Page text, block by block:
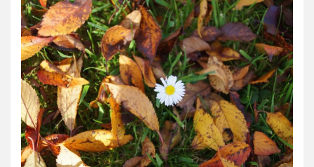
Blogserie: Nordsee 2016
Blogserie: Rømø 2018
Archiv
Impressum
Bildnachweise
Datenschutzerklärung
Schnellfinder